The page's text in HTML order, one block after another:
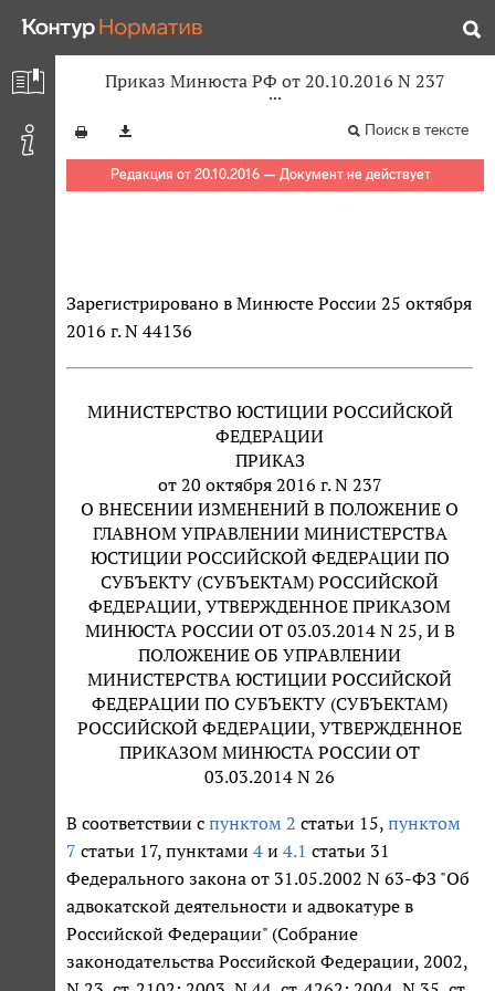
Приказ Минюста РФ от 20.10.2016 N 237
Поиск в тексте
Редакция от 20.10.2016 — Документ не действует
Зарегистрировано в Минюсте России 25 октября
2016 г. N 44136
МИНИСТЕРСТВО ЮСТИЦИИ РОССИЙСКОЙ
ФЕДЕРАЦИИ
ПРИКАЗ
от 20 октября 2016 г. N 237
О ВНЕСЕНИИ ИЗМЕНЕНИЙ В ПОЛОЖЕНИЕ О
ГЛАВНОМ УПРАВЛЕНИИ МИНИСТЕРСТВА
ЮСТИЦИИ РОССИЙСКОЙ ФЕДЕРАЦИИ ПО
СУБЪЕКТУ (СУБЪЕКТАМ) РОССИЙСКОЙ
ФЕДЕРАЦИИ, УТВЕРЖДЕННОЕ ПРИКАЗОМ
МИНЮСТА РОССИИ ОТ 03.03.2014 N 25, И В
ПОЛОЖЕНИЕ ОБ УПРАВЛЕНИИ
МИНИСТЕРСТВА ЮСТИЦИИ РОССИЙСКОЙ
ФЕДЕРАЦИИ ПО СУБЪЕКТУ (СУБЪЕКТАМ)
РОССИЙСКОЙ ФЕДЕРАЦИИ, УТВЕРЖДЕННОЕ
ПРИКАЗОМ МИНЮСТА РОССИИ ОТ
03.03.2014 N 26
В соответствии с пунктом 2 статьи 15, пунктом
7 статьи 17, пунктами 4 и 4.1 статьи 31
Федерального закона от 31.05.2002 N 63-ФЗ "Об
адвокатской деятельности и адвокатуре в
Российской Федерации" (Собрание
законодательства Российской Федерации, 2002,